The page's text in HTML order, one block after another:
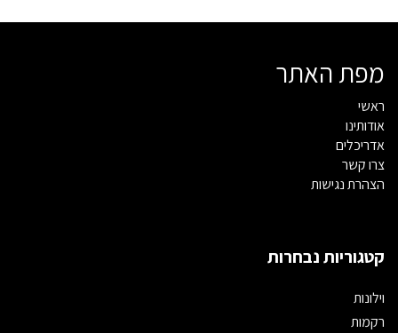
מפת האתר
ראשי
אודותינו
אדריכלים
צרו קשר
הצהרת נגישות
קטגוריות נבחרות
וילונות
רקמות